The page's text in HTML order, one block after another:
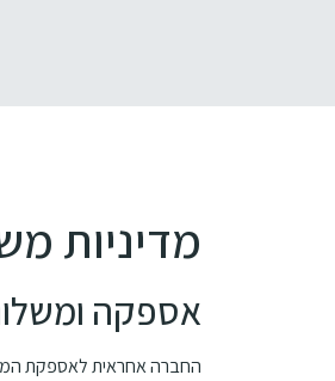
מדיניות
אספקה
החברה אחראית לאספקת